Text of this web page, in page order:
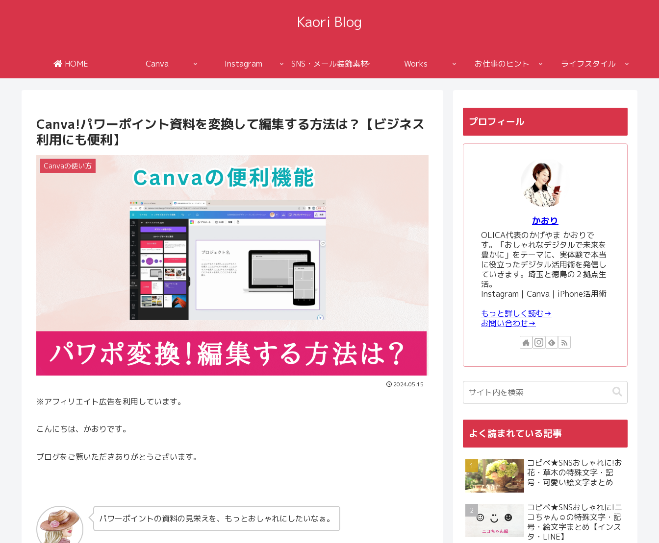
Kaori Blog
HOME Canva Instagram SNS・メール装飾素材 Works お仕事のヒント ライフスタイル
Canva!パワーポイント資料を変換して編集する方法は？【ビジネス
利用にも便利】
Canvaの使い方
2024.05.15
※アフィリエイト広告を利用しています。
こんにちは、かおりです。
ブログをご覧いただきありがとうございます。
パワーポイントの資料の見栄えを、もっとおしゃれにしたいなぁ。
プロフィール
かおり
OLICA代表のかげやま かおりで
す。「おしゃれなデジタルで未来を
豊かに」をテーマに、実体験で本当
に役立ったデジタル活用術を発信し
ていきます。埼玉と徳島の２拠点生
活。
Instagram｜Canva｜iPhone活用術
もっと詳しく読む→
お問い合わせ→
よく読まれている記事
コピペ★SNSおしゃれに!お
花・草木の特殊文字・記
号・可愛い絵文字まとめ
コピペ★SNSおしゃれに!ニ
コちゃん☺︎の特殊文字・記
号・絵文字まとめ【インス
タ・LINE】